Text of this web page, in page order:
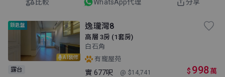
比較 WhatsApp代理 分享
AI裝修
鎖匙盤
露台
逸瓏灣8
高層 3房 (1套房)
白石角
有寵屋苑
實 677呎 @ $14,741 $ 998萬